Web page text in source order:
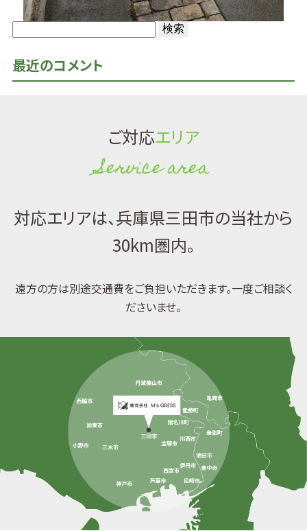
最近のコメント
ご対応エリア
Service area
対応エリアは、兵庫県三田市の当社から
30km圏内。
遠方の方は別途交通費をご負担いただきます。一度ご相談く
ださいませ。